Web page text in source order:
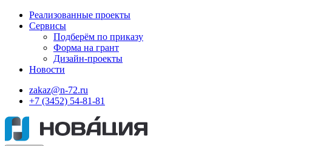
Реализованные проекты
Сервисы
Подберём по приказу
Форма на грант
Дизайн-проекты
Новости
zakaz@n-72.ru
+7 (3452) 54-81-81